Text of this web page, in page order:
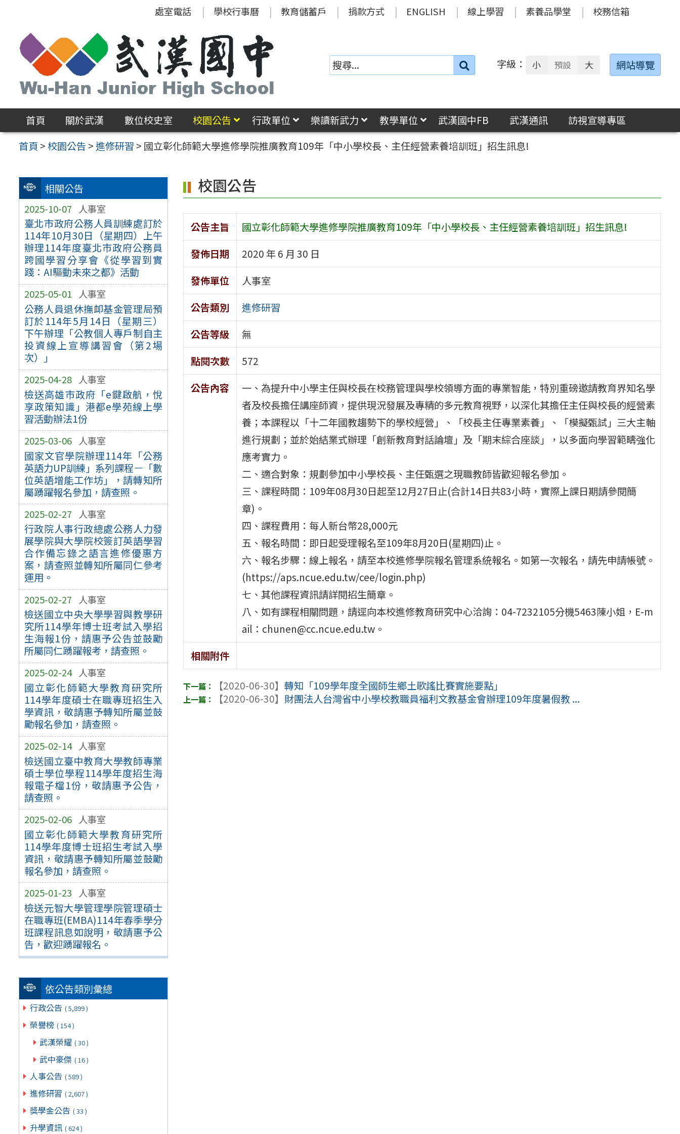
區
處室電話 學校行事曆 教育儲蓄戶 捐款方式 ENGLISH 線上學習 素養品學堂 校務信箱
搜
字級： 小 預設 大 網站導覽
首頁 關於武漢 數位校史室 校園公告 行政單位 樂讀新武力 教學單位 武漢國中FB 武漢通訊
訪視宣導專區
首頁 >校園公告 >進修研習 > 國立彰化師範大學進修學院推廣教育109年「中小學校長、主任經營素養培訓班」招生訊息!
相關公告
2025-10-07 人事室
臺北市政府公務人員訓練處訂於
114年10月30日（星期四）上午
辦理114年度臺北市政府公務員
跨國學習分享會《從學習到實
踐：AI驅動未來之都》活動
2025-05-01 人事室
公務人員退休撫卹基金管理局預
訂於114年5月14日（星期三）
下午辦理「公教個人專戶制自主
投資線上宣導講習會（第2場
次）」
2025-04-28 人事室
檢送高雄市政府「e鍵啟航，悅
享政策知識」港都e學苑線上學
習活動辦法1份
2025-03-06 人事室
國家文官學院辦理114年「公務
英語力UP訓練」系列課程－「數
位英語增能工作坊」，請轉知所
屬踴躍報名參加，請查照。
2025-02-27 人事室
行政院人事行政總處公務人力發
展學院與大學院校簽訂英語學習
合作備忘錄之語言進修優惠方
案，請查照並轉知所屬同仁參考
運用。
2025-02-27 人事室
檢送國立中央大學學習與教學研
究所114學年博士班考試入學招
生海報1份，請惠予公告並鼓勵
所屬同仁踴躍報考，請查照。
2025-02-24 人事室
國立彰化師範大學教育研究所
114學年度碩士在職專班招生入
學資訊，敬請惠予轉知所屬並鼓
勵報名參加，請查照。
2025-02-14 人事室
檢送國立臺中教育大學教師專業
碩士學位學程114學年度招生海
報電子檔1份，敬請惠予公告，
請查照。
2025-02-06 人事室
國立彰化師範大學教育研究所
114學年度博士班招生考試入學
資訊，敬請惠予轉知所屬並鼓勵
報名參加，請查照。
2025-01-23 人事室
檢送元智大學管理學院管理碩士
在職專班(EMBA)114年春季學分
班課程訊息如說明，敬請惠予公
告，歡迎踴躍報名。
依公告類別彙總
行政公告 ( 5,899 )
榮譽榜 ( 154 )
武漢榮耀 ( 30 )
武中豪傑 ( 16 )
人事公告 ( 589 )
進修研習 ( 2,607 )
獎學金公告 ( 33 )
升學資訊 ( 624 )
校園公告
公告主旨
國立彰化師範大學進修學院推廣教育109年「中小學校長、主任經營素養培訓班」招生訊息!
發佈日期
2020 年 6 月 30 日
發佈單位
人事室
公告類別
進修研習
公告等級
無
點閱次數
572
公告內容
一、為提升中小學主任與校長在校務管理與學校領導方面的專業智能，特別重磅邀請教育界知名學
者及校長擔任講座師資，提供現況發展及專精的多元教育視野，以深化其擔任主任與校長的經營素
養；本課程以「十二年國教趨勢下的學校經營」、「校長主任專業素養」、「模擬甄試」三大主軸
進行規劃；並於始結業式辦理「創新教育對話論壇」及「期末綜合座談」，以多面向學習範疇強化
應考實力。
二、適合對象：規劃參加中小學校長、主任甄選之現職教師皆歡迎報名參加。
三、課程時間：109年08月30日起至12月27日止(合計14日共83小時，實際上課日期請參閱簡
章)。
四、課程費用：每人新台幣28,000元
五、報名時間：即日起受理報名至109年8月20日(星期四)止。
六、報名步驟：線上報名，請至本校進修學院報名管理系統報名。如第一次報名，請先申請帳號。
(https://aps.ncue.edu.tw/cee/login.php)
七、其他課程資訊請詳閱招生簡章。
八、如有課程相關問題，請逕向本校進修教育研究中心洽詢：04-7232105分機5463陳小姐，E-m
ail：chunen@cc.ncue.edu.tw。
相關附件
【2020-06-30】轉知「109學年度全國師生鄉土歌謠比賽實施要點」
【2020-06-30】 財團法人台灣省中小學校教職員福利文教基金會辦理109年度暑假教 ...